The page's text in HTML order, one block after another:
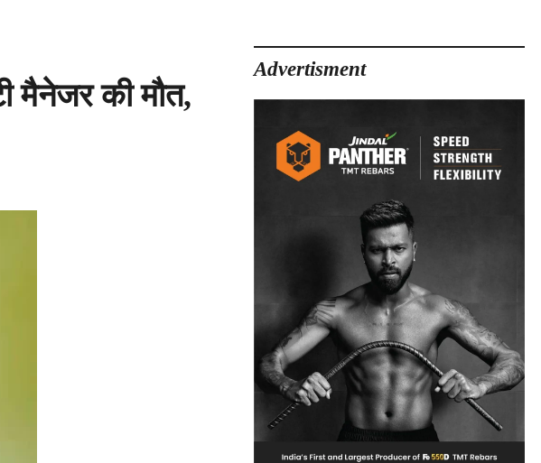
मैनेजर की मौत,
Advertisment